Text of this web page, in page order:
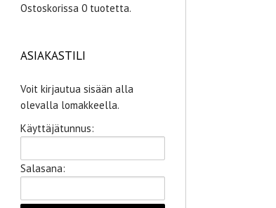
Ostoskorissa 0 tuotetta.
ASIAKASTILI
Voit kirjautua sisään alla
olevalla lomakkeella.
Käyttäjätunnus:
Salasana: